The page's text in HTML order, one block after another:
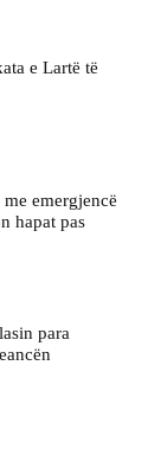
e Lartë të
emergjencë
hapat pas
para